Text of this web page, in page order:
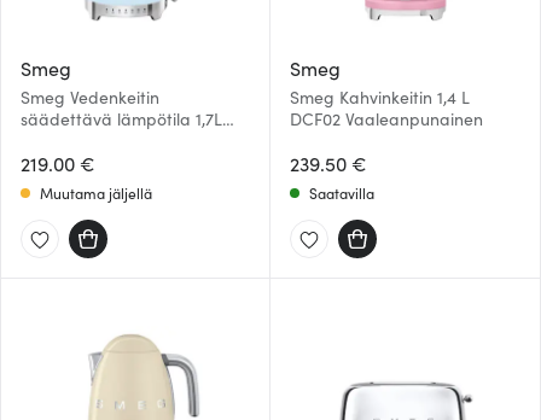
Smeg
Smeg Vedenkeitin
säädettävä lämpötila 1,7L
219.00 €
Muutama jäljellä
Smeg
Smeg Kahvinkeitin 1,4 L
DCF02 Vaaleanpunainen
239.50 €
Saatavilla